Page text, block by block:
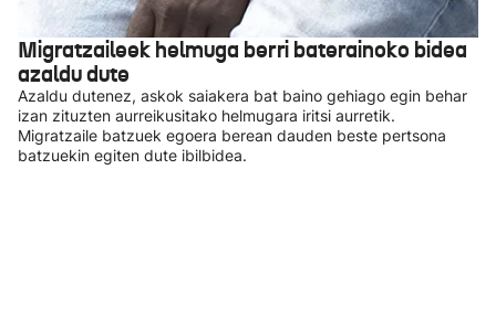
Migratzaileek helmuga berri baterainoko bidea
azaldu dute
Azaldu dutenez, askok saiakera bat baino gehiago egin behar
izan zituzten aurreikusitako helmugara iritsi aurretik.
Migratzaile batzuek egoera berean dauden beste pertsona
batzuekin egiten dute ibilbidea.